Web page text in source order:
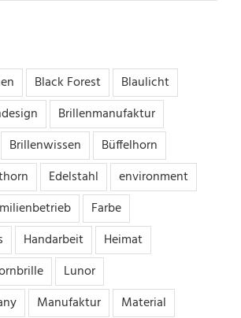
Black Forest
Blaulicht
Brillenmanufaktur
Brillenwissen
Büffelhorn
Edelstahl
environment
Farbe
Handarbeit
Heimat
Lunor
Manufaktur
Material